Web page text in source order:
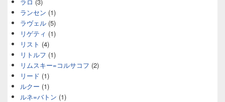
ランセン (1)
ラヴェル (5)
リゲティ (1)
リスト (4)
リトルフ (1)
リムスキー=コルサコフ (2)
リード (1)
ルクー (1)
ルネ=バトン (1)